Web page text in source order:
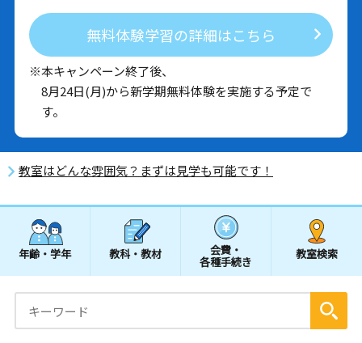
無料体験学習の詳細はこちら
※本キャンペーン終了後、
8月24日(月)から新学期無料体験を実施する予定で
す。
教室はどんな雰囲気？まずは見学も可能です！
年齢・学年 教科・教材 会費・
各種手続き
教室検索